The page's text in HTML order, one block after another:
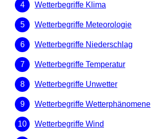
Wetterbegriffe Klima
Wetterbegriffe Meteorologie
Wetterbegriffe Niederschlag
Wetterbegriffe Temperatur
Wetterbegriffe Unwetter
Wetterbegriffe Wetterphänomene
Wetterbegriffe Wind